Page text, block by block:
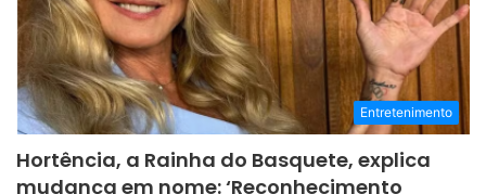
Entretenimento
Hortência, a Rainha do Basquete, explica
mudança em nome: ‘Reconhecimento